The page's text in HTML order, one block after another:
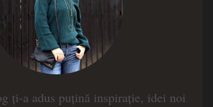
ți-a adus puțină inspirație, idei noi